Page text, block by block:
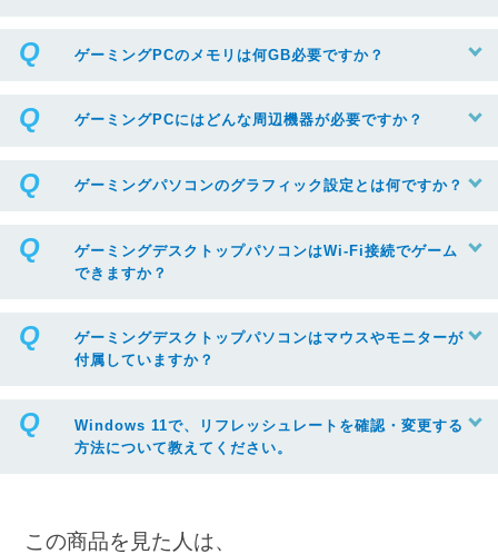
ゲーミングPCのメモリは何GB必要ですか？
ゲーミングPCにはどんな周辺機器が必要ですか？
ゲーミングパソコンのグラフィック設定とは何ですか？
ゲーミングデスクトップパソコンはWi-Fi接続でゲーム
できますか？
ゲーミングデスクトップパソコンはマウスやモニターが
付属していますか？
Windows 11で、リフレッシュレートを確認・変更する
方法について教えてください。
この商品を見た人は、